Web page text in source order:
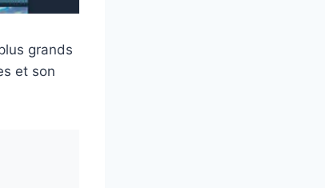
grands
et son